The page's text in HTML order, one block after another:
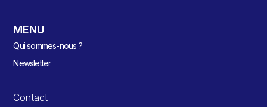
MENU
Qui sommes-nous ?
Newsletter
Contact